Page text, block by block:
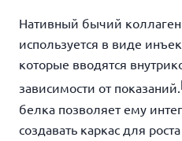
Нативный бычий
используется в виде
которые вводятся
зависимости от показаний.
белка позволяет ему
создавать каркас для